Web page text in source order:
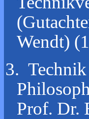
Wendt)
3. Technik
Prof. Dr.